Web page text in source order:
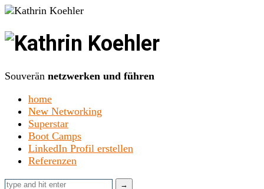
Kathrin
Koehler
Souverän netzwerken und führen
home
New Networking
Superstar
Boot Camps
LinkedIn Profil erstellen
Referenzen